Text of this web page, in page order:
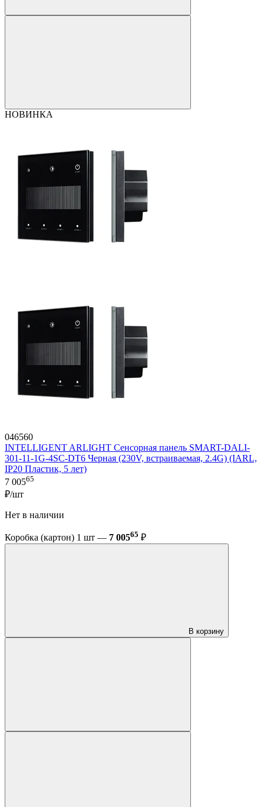
НОВИНКА
046560
INTELLIGENT ARLIGHT Сенсорная панель SMART-DALI-
301-11-1G-4SC-DT6 Черная (230V, встраиваемая, 2.4G) (IARL,
IP20 Пластик, 5 лет)
7 00565
₽/шт
Нет в наличии
Коробка (картон) 1 шт — 7 00565 ₽
В корзину